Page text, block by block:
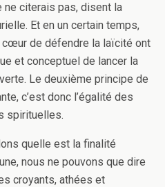
ne citerais pas, disent la
Et en un certain temps,
cœur de défendre la laïcité ont
et conceptuel de lancer la
Le deuxième principe de
c’est donc l’égalité des
spirituelles.
quelle est la finalité
nous ne pouvons que dire
croyants, athées et